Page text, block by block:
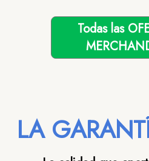
Todas las
LA